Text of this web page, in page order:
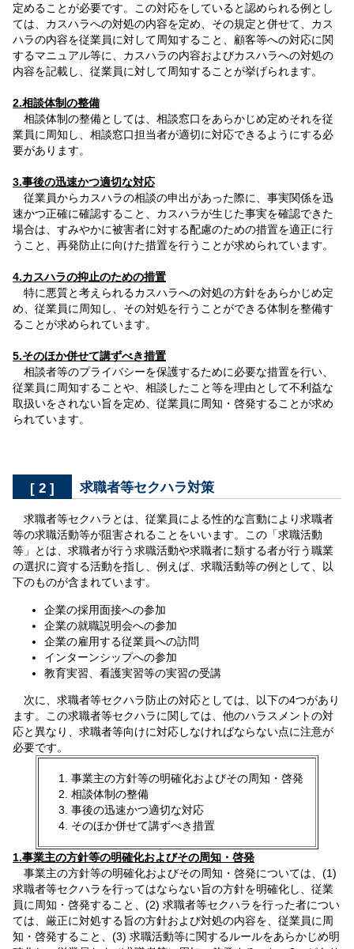
定めることが必要です。この対応をしていると認められる例とし
ては、カスハラへの対処の内容を定め、その規定と併せて、カス
ハラの内容を従業員に対して周知すること、顧客等への対応に関
するマニュアル等に、カスハラの内容およびカスハラへの対処の
内容を記載し、従業員に対して周知することが挙げられます。
2.相談体制の整備
相談体制の整備としては、相談窓口をあらかじめ定めそれを従
業員に周知し、相談窓口担当者が適切に対応できるようにする必
要があります。
3.事後の迅速かつ適切な対応
従業員からカスハラの相談の申出があった際に、事実関係を迅
速かつ正確に確認すること、カスハラが生じた事実を確認できた
場合は、すみやかに被害者に対する配慮のための措置を適正に行
うこと、再発防止に向けた措置を行うことが求められています。
4.カスハラの抑止のための措置
特に悪質と考えられるカスハラへの対処の方針をあらかじめ定
め、従業員に周知し、その対処を行うことができる体制を整備す
ることが求められています。
5.そのほか併せて講ずべき措置
相談者等のプライバシーを保護するために必要な措置を行い、
従業員に周知することや、相談したこと等を理由として不利益な
取扱いをされない旨を定め、従業員に周知・啓発することが求め
られています。
[ 2 ] 求職者等セクハラ対策
求職者等セクハラとは、従業員による性的な言動により求職者
等の求職活動等が阻害されることをいいます。この「求職活動
等」とは、求職者が行う求職活動や求職者に類する者が行う職業
の選択に資する活動を指し、例えば、求職活動等の例として、以
下のものが含まれています。
企業の採用面接への参加
企業の就職説明会への参加
企業の雇用する従業員への訪問
インターンシップへの参加
教育実習、看護実習等の実習の受講
次に、求職者等セクハラ防止の対応としては、以下の4つがあり
ます。この求職者等セクハラに関しては、他のハラスメントの対
応と異なり、求職者等向けに対応しなければならない点に注意が
必要です。
事業主の方針等の明確化およびその周知・啓発
相談体制の整備
事後の迅速かつ適切な対応
そのほか併せて講ずべき措置
1.事業主の方針等の明確化およびその周知・啓発
事業主の方針等の明確化およびその周知・啓発については、(1)
求職者等セクハラを行ってはならない旨の方針を明確化し、従業
員に周知・啓発すること、(2) 求職者等セクハラを行った者につい
ては、厳正に対処する旨の方針および対処の内容を、従業員に周
知・啓発すること、(3) 求職活動等に関するルールをあらかじめ明